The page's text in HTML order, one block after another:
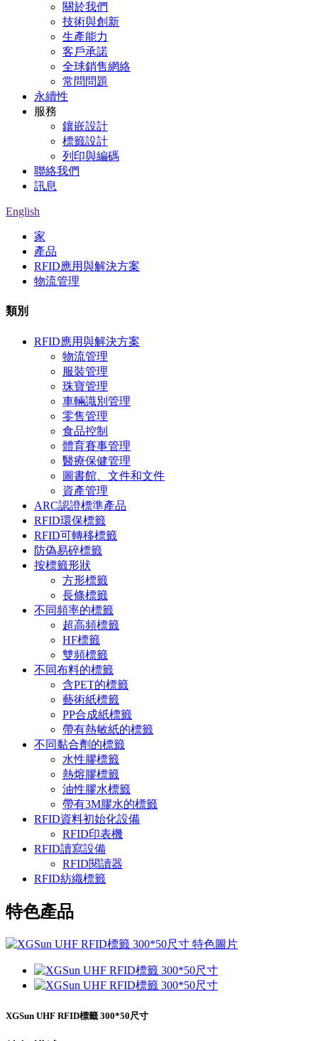
關於我們
技術與創新
生產能力
客戶承諾
全球銷售網絡
常問問題
永續性
服務
鑲嵌設計
標籤設計
列印與編碼
聯絡我們
訊息
English
家
產品
RFID應用與解決方案
物流管理
類別
RFID應用與解決方案
物流管理
服裝管理
珠寶管理
車輛識別管理
零售管理
食品控制
體育賽事管理
醫療保健管理
圖書館、文件和文件
資產管理
ARC認證標準產品
RFID環保標籤
RFID可轉移標籤
防偽易碎標籤
按標籤形狀
方形標籤
長條標籤
不同頻率的標籤
超高頻標籤
HF標籤
雙頻標籤
不同布料的標籤
含PET的標籤
藝術紙標籤
PP合成紙標籤
帶有熱敏紙的標籤
不同黏合劑的標籤
水性膠標籤
熱熔膠標籤
油性膠水標籤
帶有3M膠水的標籤
RFID資料初始化設備
RFID印表機
RFID讀寫設備
RFID閱讀器
RFID紡織標籤
特色產品
XGSun UHF RFID標籤 300*50尺寸